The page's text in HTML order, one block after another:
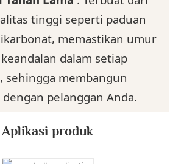
tinggi seperti paduan
memastikan umur
dalam setiap
sehingga membangun
pelanggan Anda.
Aplikasi produk